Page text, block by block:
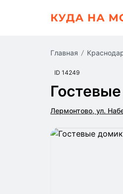
Главная
ID 14249
Лермонтово, ул.